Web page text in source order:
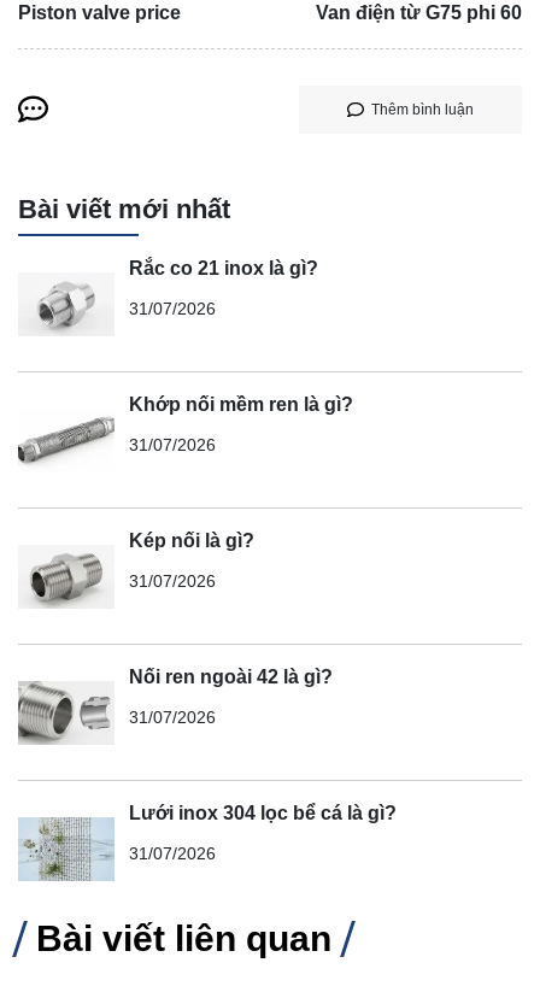
Piston valve price Van điện từ G75 phi 60
Thêm bình luận
Bài viết mới nhất
Rắc co 21 inox là gì?
31/07/2026
Khớp nối mềm ren là gì?
31/07/2026
Kép nối là gì?
31/07/2026
Nối ren ngoài 42 là gì?
31/07/2026
Lưới inox 304 lọc bể cá là gì?
31/07/2026
Bài viết liên quan